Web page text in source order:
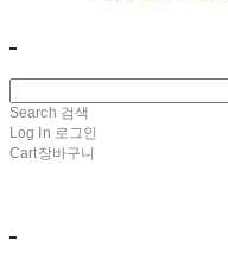
Search 검색
Log In 로그인
Cart장바구니